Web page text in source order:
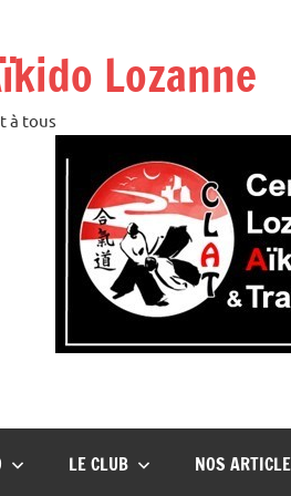
Lozanne
à tous
LE CLUB NOS